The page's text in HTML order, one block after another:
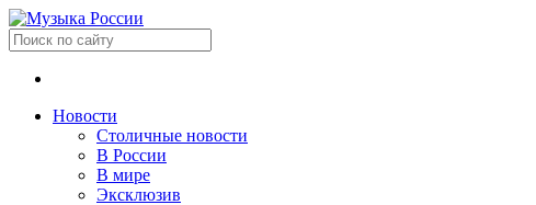
Новости
Столичные новости
В России
В мире
Эксклюзив